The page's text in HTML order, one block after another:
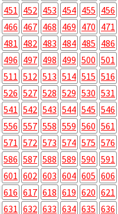
451 452 453 454 455 456
466 467 468 469 470 471
481 482 483 484 485 486
496 497 498 499 500 501
511 512 513 514 515 516
526 527 528 529 530 531
541 542 543 544 545 546
556 557 558 559 560 561
571 572 573 574 575 576
586 587 588 589 590 591
601 602 603 604 605 606
616 617 618 619 620 621
631 632 633 634 635 636